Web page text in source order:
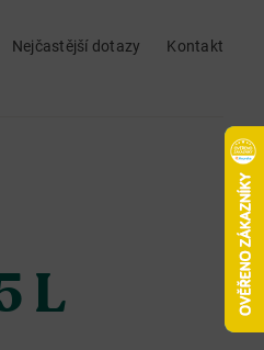
Nejčastější dotazy
Kontakt
L